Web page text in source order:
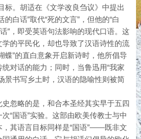
标。胡适在《文学改良刍议》中提出
的白话”取代“死的文言”，但他的“白
”，即受英语句法影响的现代口语。这
的平民化，却也导致了汉语诗性的流
蝶”的直白意象开启新诗时，他所倡导
对话的能力；同时，当鲁迅用“我家
景书写乡土时，汉语的隐喻性则被简
忽略的是，和合本圣经其实早于五四
“国语”实验。这部由欧美传教士与中
，其语言目标同样是“国语”——既非文